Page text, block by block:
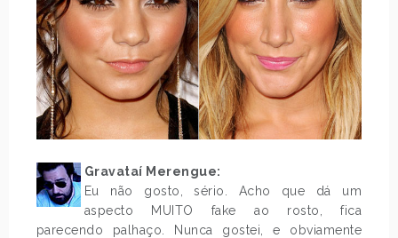
Gravataí Merengue:
Eu não gosto, sério. Acho que dá um
aspecto MUITO fake ao rosto, fica
parecendo palhaço. Nunca gostei, e obviamente